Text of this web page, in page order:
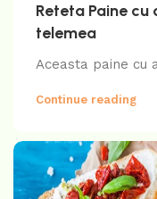
Reteta Paine
telemea
Aceasta paine cu
Continue reading